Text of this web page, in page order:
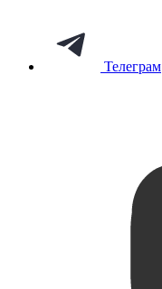
Телеграм